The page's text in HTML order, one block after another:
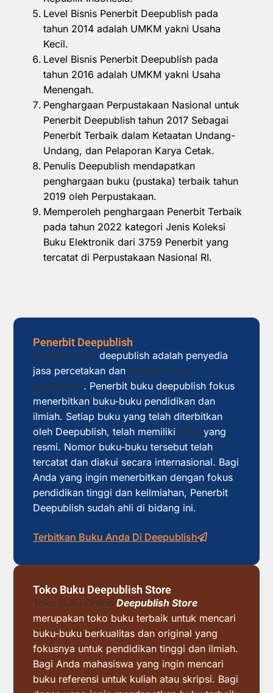
Level Bisnis Penerbit Deepublish pada
tahun 2014 adalah UMKM yakni Usaha
Kecil.
Level Bisnis Penerbit Deepublish pada
tahun 2016 adalah UMKM yakni Usaha
Menengah.
Penghargaan Perpustakaan Nasional untuk
Penerbit Deepublish tahun 2017 Sebagai
Penerbit Terbaik dalam Ketaatan Undang-
Undang, dan Pelaporan Karya Cetak.
Penulis Deepublish mendapatkan
penghargaan buku (pustaka) terbaik tahun
2019 oleh Perpustakaan.
Memperoleh penghargaan Penerbit Terbaik
pada tahun 2022 kategori Jenis Koleksi
Buku Elektronik dari 3759 Penerbit yang
tercatat di Perpustakaan Nasional RI.
Penerbit Deepublish
Penerbit buku deepublish adalah penyedia
jasa percetakan dan penerbit buku
pendidikan. Penerbit buku deepublish fokus
menerbitkan buku-buku pendidikan dan
ilmiah. Setiap buku yang telah diterbitkan
oleh Deepublish, telah memiliki ISBN yang
resmi. Nomor buku-buku tersebut telah
tercatat dan diakui secara internasional. Bagi
Anda yang ingin menerbitkan dengan fokus
pendidikan tinggi dan keilmiahan, Penerbit
Deepublish sudah ahli di bidang ini.
Terbitkan Buku Anda Di Deepublish
Toko Buku Deepublish Store
Toko Buku Online Deepublish Store
merupakan toko buku terbaik untuk mencari
buku-buku berkualitas dan original yang
fokusnya untuk pendidikan tinggi dan ilmiah.
Bagi Anda mahasiswa yang ingin mencari
buku referensi untuk kuliah atau skripsi. Bagi